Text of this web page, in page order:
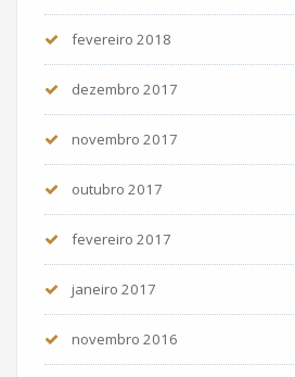
fevereiro 2018
dezembro 2017
novembro 2017
outubro 2017
fevereiro 2017
janeiro 2017
novembro 2016